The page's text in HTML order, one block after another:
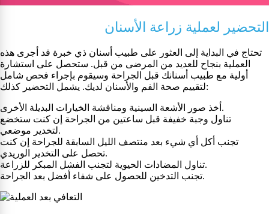
التحضير لعملية زراعة الأسنان
تحتاج في البداية إلى العثور على طبيب أسنان ذي خبرة قد أجرى هذه
العملية بنجاح للعديد من المرضى من قبل. ستحصل على استشارة
أولية مع طبيب أسنانك قبل الجراحة وسيقوم بإجراء فحص شامل
لتقييم صحة الفم والأسنان لديك. يشمل التحضير كذلك:
أخذ صور الأشعة السينية ومناقشة الخيارات البديلة الأخرى.
تناول وجبة خفيفة قبل ساعتين من الجراحة إن كنت ستخضع
لتخدير موضعي.
تجنب أكل أي شيء بعد منتصف الليل السابقة للجراحة إن كنت
تحصل على التخدير الوريدي.
تناول المضادات الحيوية لتجنب الفشل المبكر للزراعة.
تجنب التدخين للحصول على شفاء أفضل بعد الجراحة.